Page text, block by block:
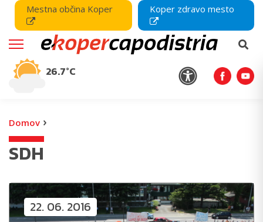
Mestna občina Koper Koper zdravo mesto
26.7°C
Domov ›
SDH
22. 06. 2016